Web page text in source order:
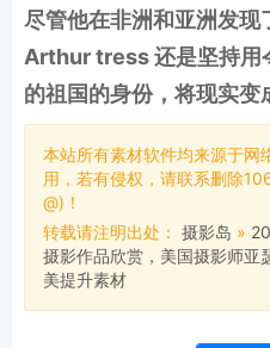
尽管他在非洲和亚洲发现
Arthur tress 还是坚持用
的祖国的身份，将现实变
本站所有素材软件均来源于网
用，若有侵权，请联系删除
@)！
转载请注明出处： 摄影岛 »
摄影作品欣赏，美国摄影师亚
美提升素材